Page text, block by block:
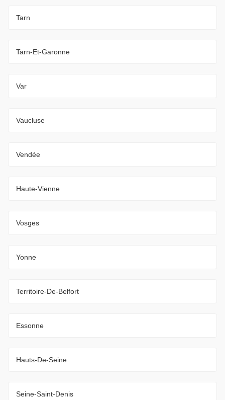
Tarn
Tarn-Et-Garonne
Var
Vaucluse
Vendée
Haute-Vienne
Vosges
Yonne
Territoire-De-Belfort
Essonne
Hauts-De-Seine
Seine-Saint-Denis